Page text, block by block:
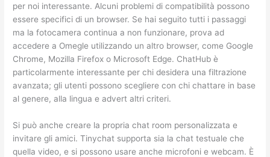
per noi interessante. Alcuni problemi di compatibilità possono
essere specifici di un browser. Se hai seguito tutti i passaggi
ma la fotocamera continua a non funzionare, prova ad
accedere a Omegle utilizzando un altro browser, come Google
Chrome, Mozilla Firefox o Microsoft Edge. ChatHub è
particolarmente interessante per chi desidera una filtrazione
avanzata; gli utenti possono scegliere con chi chattare in base
al genere, alla lingua e advert altri criteri.
Si può anche creare la propria chat room personalizzata e
invitare gli amici. Tinychat supporta sia la chat testuale che
quella video, e si possono usare anche microfoni e webcam. È